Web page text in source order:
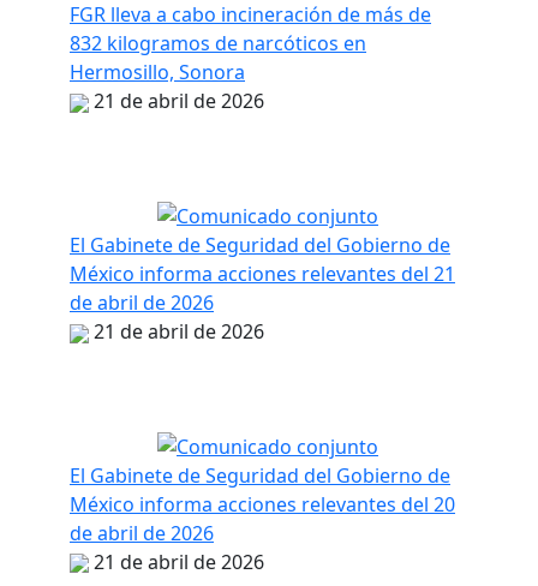
FGR lleva a cabo incineración de más de
832 kilogramos de narcóticos en
Hermosillo, Sonora
21 de abril de 2026
El Gabinete de Seguridad del Gobierno de
México informa acciones relevantes del 21
de abril de 2026
21 de abril de 2026
El Gabinete de Seguridad del Gobierno de
México informa acciones relevantes del 20
de abril de 2026
21 de abril de 2026